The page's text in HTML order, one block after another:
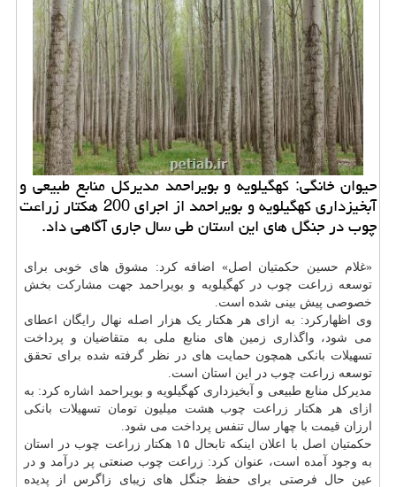
حیوان خانگی: كهگیلویه و بویراحمد مدیركل منابع طبیعی و
آبخیزداری كهگیلویه و بویراحمد از اجرای 200 هكتار زراعت
چوب در جنگل های این استان طی سال جاری آگاهی داد.
«غلام حسین حکمتیان اصل» اضافه کرد: مشوق های خوبی برای
توسعه زراعت چوب در کهگیلویه و بویراحمد جهت مشارکت بخش
خصوصی پیش بینی شده است.
وی اظهارکرد: به ازای هر هکتار یک هزار اصله نهال رایگان اعطای
می شود، واگذاری زمین های منابع ملی به متقاضیان و پرداخت
تسهیلات بانکی همچون حمایت های در نظر گرفته شده برای تحقق
توسعه زراعت چوب در این استان است.
مدیرکل منابع طبیعی و آبخیزداری کهگیلویه و بویراحمد اشاره کرد: به
ازای هر هکتار زراعت چوب هشت میلیون تومان تسهیلات بانکی
ارزان قیمت با چهار سال تنفس پرداخت می شود.
حکمتیان اصل با اعلان اینکه تابحال ۱۵ هکتار زراعت چوب در استان
به وجود آمده است، عنوان کرد: زراعت چوب صنعتی پر درآمد و در
عین حال فرصتی برای حفظ جنگل های زیبای زاگرس از پدیده